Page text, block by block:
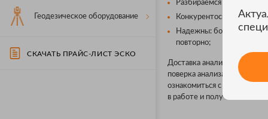
Геодезическое оборудование
СКАЧАТЬ ПРАЙС-ЛИСТ ЭСКО
Разбираемся в том, что
Конкурентоспособны:
Надежны: более 13 лет
повторно;
Доставка анализатора
поверка анализатора
ознакомиться с
в работе и получить отзывы